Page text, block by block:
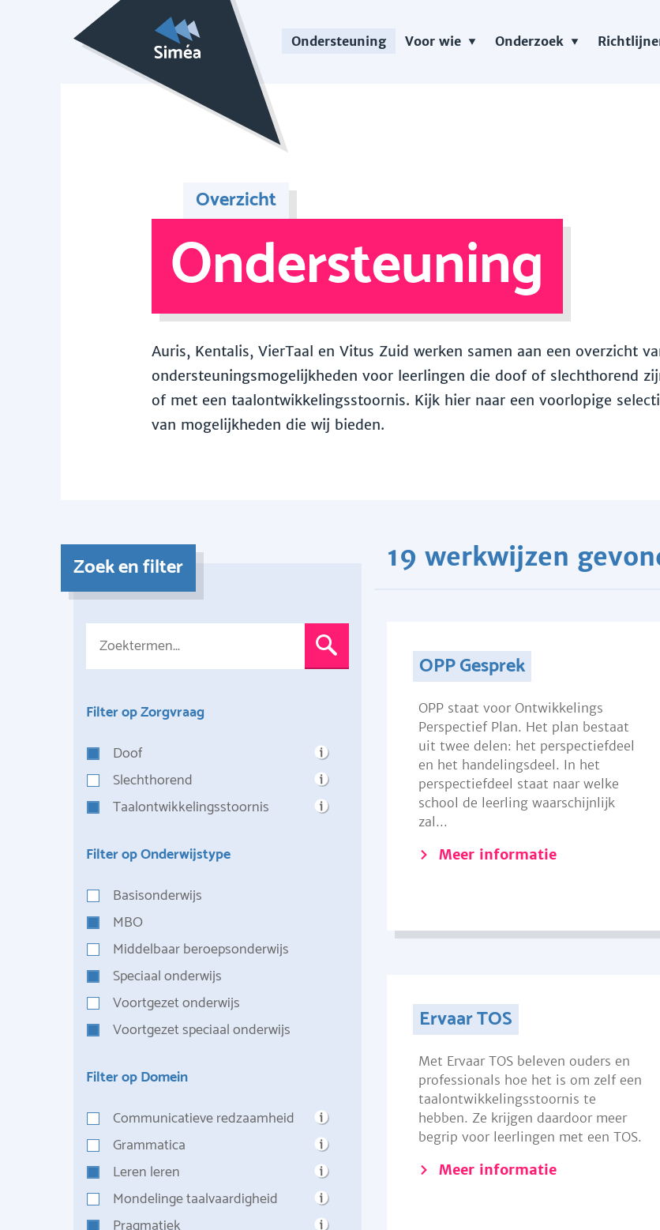
Ondersteuning Voor wie Onderzoek
Overzicht
Ondersteuning
Auris, Kentalis, VierTaal en Vitus Zuid werken samen aan een overzicht
ondersteuningsmogelijkheden voor leerlingen die doof of slechthorend
of met een taalontwikkelingsstoornis. Kijk hier naar een voorlopige
van mogelijkheden die wij bieden.
Zoek en filter
Filter op Zorgvraag
Doof
Slechthorend
Taalontwikkelingsstoornis
Filter op Onderwijstype
Basisonderwijs
MBO
Middelbaar beroepsonderwijs
Speciaal onderwijs
Voortgezet onderwijs
Voortgezet speciaal onderwijs
Filter op Domein
Communicatieve redzaamheid
Grammatica
Leren leren
Mondelinge taalvaardigheid
19 werkwijzen
OPP Gesprek
OPP staat voor Ontwikkelings
Perspectief Plan. Het plan bestaat
uit twee delen: het perspectiefdeel
en het handelingsdeel. In het
perspectiefdeel staat naar welke
school de leerling waarschijnlijk
zal...
Meer informatie
Ervaar TOS
Met Ervaar TOS beleven ouders en
professionals hoe het is om zelf een
taalontwikkelingsstoornis te
hebben. Ze krijgen daardoor meer
begrip voor leerlingen met een TOS.
Meer informatie